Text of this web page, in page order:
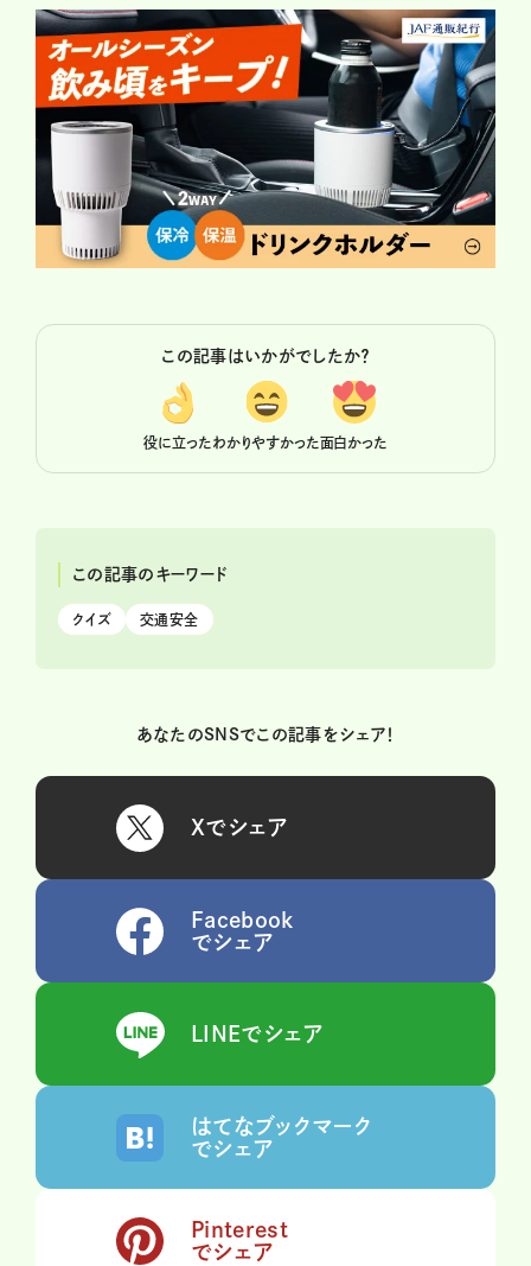
この記事はいかがでしたか？
役に立ったわかりやすかった面白かった
この記事のキーワード
クイズ 交通安全
あなたのSNSでこの記事をシェア！
Xでシェア
Facebook
でシェア
LINEでシェア
はてなブックマーク
でシェア
Pinterest
でシェア